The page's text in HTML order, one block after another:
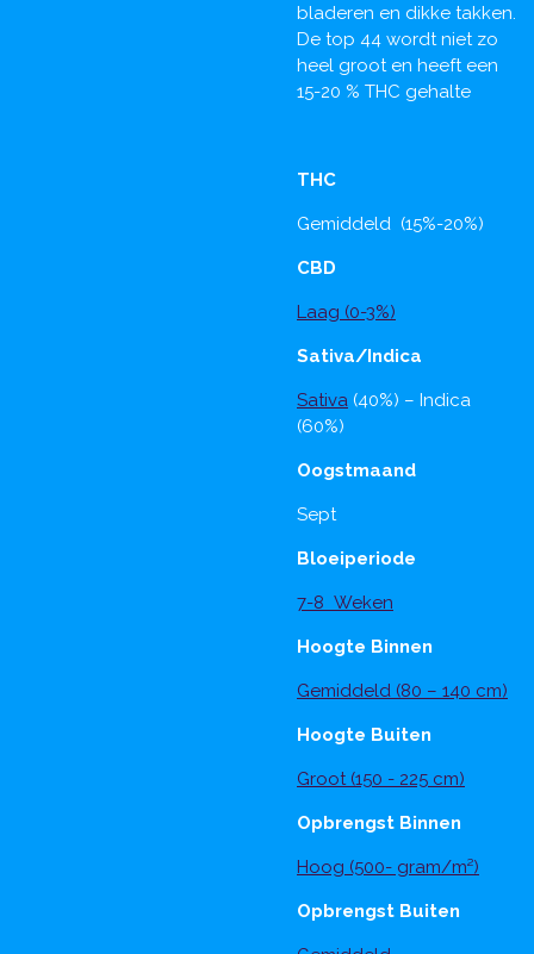
bladeren en dikke takken.
De top 44 wordt niet zo
heel groot en heeft een
15-20 % THC gehalte
THC
Gemiddeld (15%-20%)
CBD
Laag (0-3%)
Sativa/Indica
Sativa (40%) – Indica
(60%)
Oogstmaand
Sept
Bloeiperiode
7-8 Weken
Hoogte Binnen
Gemiddeld (80 – 140 cm)
Hoogte Buiten
Groot (150 - 225 cm)
Opbrengst Binnen
Hoog (500- gram/m²)
Opbrengst Buiten